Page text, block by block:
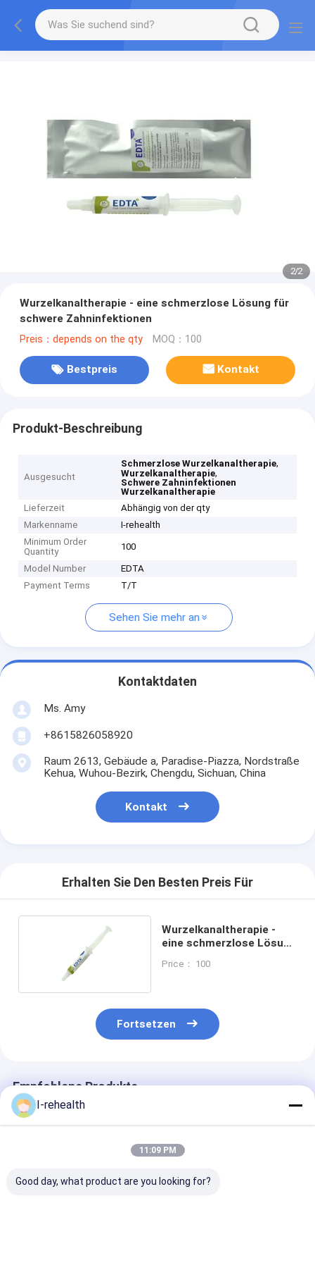
2/2
Wurzelkanaltherapie - eine schmerzlose Lösung für
schwere Zahninfektionen
Preis：depends on the qty MOQ：100
Bestpreis Kontakt
Produkt-Beschreibung
Ausgesucht
Schmerzlose Wurzelkanaltherapie,
Wurzelkanaltherapie,
Schwere Zahninfektionen
Wurzelkanaltherapie
Lieferzeit
Abhängig von der qty
Markenname
I-rehealth
Minimum Order
Quantity
100
Model Number
EDTA
Payment Terms
T/T
Sehen Sie mehr an
Kontaktdaten
Ms. Amy
+8615826058920
Raum 2613, Gebäude a, Paradise-Piazza, Nordstraße
Kehua, Wuhou-Bezirk, Chengdu, Sichuan, China
Kontakt
Erhalten Sie Den Besten Preis Für
Wurzelkanaltherapie -
eine schmerzlose Lösung
Zahninfektionen
Price： 100
Fortsetzen
Empfohlene Produkte
I-rehealth
11:09 PM
Good day, what product are you looking for?